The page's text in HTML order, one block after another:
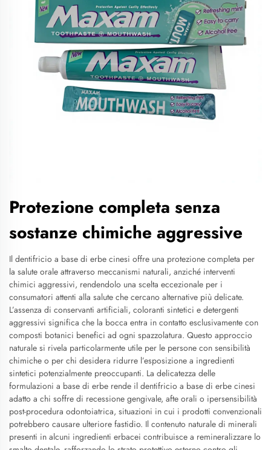
Protezione completa senza
sostanze chimiche aggressive
Il dentifricio a base di erbe cinesi offre una protezione completa per
la salute orale attraverso meccanismi naturali, anziché interventi
chimici aggressivi, rendendolo una scelta eccezionale per i
consumatori attenti alla salute che cercano alternative più delicate.
L’assenza di conservanti artificiali, coloranti sintetici e detergenti
aggressivi significa che la bocca entra in contatto esclusivamente con
composti botanici benefici ad ogni spazzolatura. Questo approccio
naturale si rivela particolarmente utile per le persone con sensibilità
chimiche o per chi desidera ridurre l’esposizione a ingredienti
sintetici potenzialmente preoccupanti. La delicatezza delle
formulazioni a base di erbe rende il dentifricio a base di erbe cinesi
adatto a chi soffre di recessione gengivale, afte orali o ipersensibilità
post-procedura odontoiatrica, situazioni in cui i prodotti convenzionali
potrebbero causare ulteriore fastidio. Il contenuto naturale di minerali
presenti in alcuni ingredienti erbacei contribuisce a remineralizzare lo